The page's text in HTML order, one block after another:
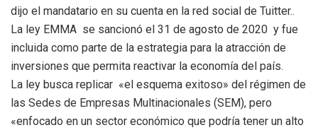
dijo el mandatario en su cuenta en la red social de Tuitter..
La ley EMMA se sancionó el 31 de agosto de 2020 y fue
incluida como parte de la estrategia para la atracción de
inversiones que permita reactivar la economía del país.
La ley busca replicar «el esquema exitoso» del régimen de
las Sedes de Empresas Multinacionales (SEM), pero
«enfocado en un sector económico que podría tener un alto